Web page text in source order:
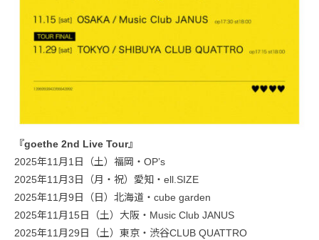
『goethe 2nd Live Tour』
2025年11月1日（土）福岡・OP’s
2025年11月3日（月・祝）愛知・ell.SIZE
2025年11月9日（日）北海道・cube garden
2025年11月15日（土）大阪・Music Club JANUS
2025年11月29日（土）東京・渋谷CLUB QUATTRO